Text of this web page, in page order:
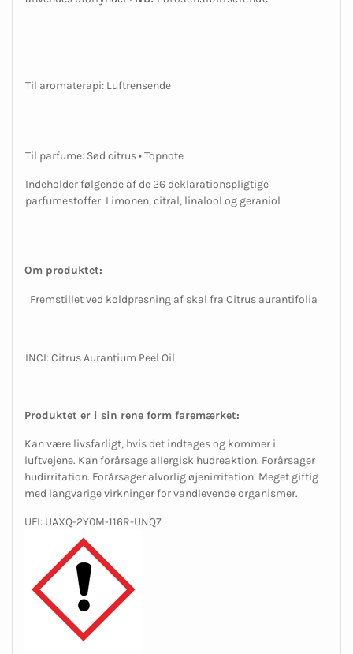
Til aromaterapi: Luftrensende
Til parfume: Sød citrus • Topnote
Indeholder følgende af de 26 deklarationspligtige
parfumestoffer: Limonen, citral, linalool og geraniol
Om produktet:
Fremstillet ved koldpresning af skal fra Citrus aurantifolia
INCI: Citrus Aurantium Peel Oil
Produktet er i sin rene form faremærket:
Kan være livsfarligt, hvis det indtages og kommer i
luftvejene. Kan forårsage allergisk hudreaktion. Forårsager
hudirritation. Forårsager alvorlig øjenirritation. Meget giftig
med langvarige virkninger for vandlevende organismer.
UFI: UAXQ-2Y0M-116R-UNQ7